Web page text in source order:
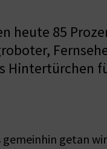
heute 85
Hintertürchen
getan